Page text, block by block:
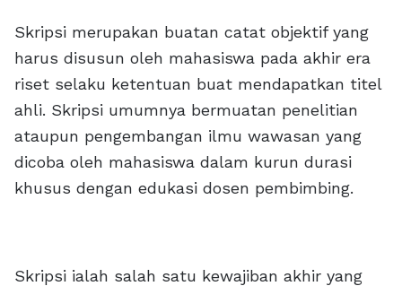
Skripsi merupakan buatan catat objektif yang
harus disusun oleh mahasiswa pada akhir era
riset selaku ketentuan buat mendapatkan titel
ahli. Skripsi umumnya bermuatan penelitian
ataupun pengembangan ilmu wawasan yang
dicoba oleh mahasiswa dalam kurun durasi
khusus dengan edukasi dosen pembimbing.
Skripsi ialah salah satu kewajiban akhir yang